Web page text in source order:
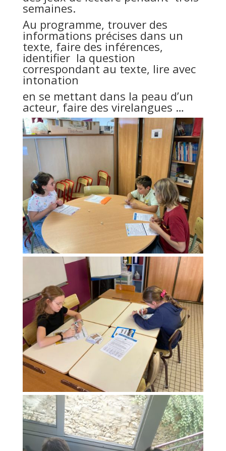
semaines.
Au programme, trouver des
informations précises dans un
texte, faire des inférences,
identifier la question
correspondant au texte, lire avec
intonation
en se mettant dans la peau d’un
acteur, faire des virelangues …